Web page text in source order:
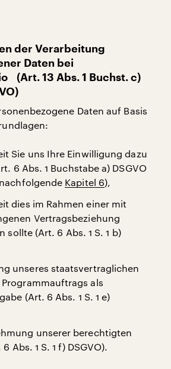
der Verarbeitung
Daten bei
(Art. 13 Abs. 1 Buchst. c)
Daten auf Basis
Sie uns Ihre Einwilligung dazu
6 Abs. 1 Buchstabe a) DSGVO
Kapitel 6),
dies im Rahmen einer mit
Vertragsbeziehung
sollte (Art. 6 Abs. 1 S. 1 b)
unseres staatsvertraglichen
als
(Art. 6 Abs. 1 S. 1 e)
unserer berechtigten
Abs. 1 S. 1 f) DSGVO).